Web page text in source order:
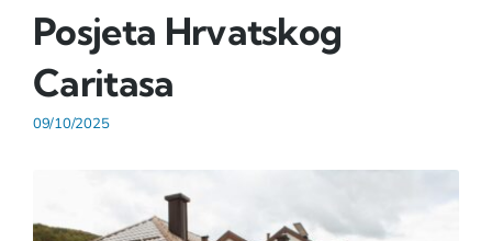
Posjeta Hrvatskog
Caritasa
09/10/2025